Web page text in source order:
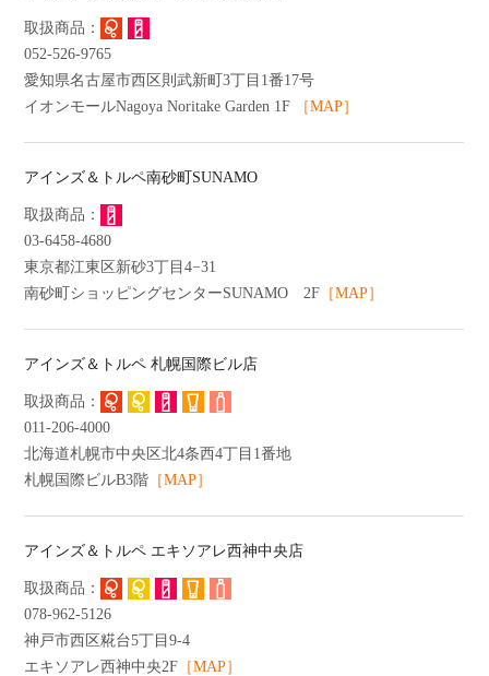
052-526-9765
愛知県名古屋市西区則武新町3丁目1番17号
イオンモールNagoya Noritake Garden 1F
［MAP］
アインズ＆トルペ南砂町SUNAMO
03-6458-4680
東京都江東区新砂3丁目4−31
南砂町ショッピングセンターSUNAMO 2F ［MAP］
アインズ＆トルペ 札幌国際ビル店
011-206-4000
北海道札幌市中央区北4条西4丁目1番地
札幌国際ビルB3階 ［MAP］
アインズ＆トルペ エキソアレ西神中央店
078-962-5126
神戸市西区糀台5丁目9-4
エキソアレ西神中央2F ［MAP］